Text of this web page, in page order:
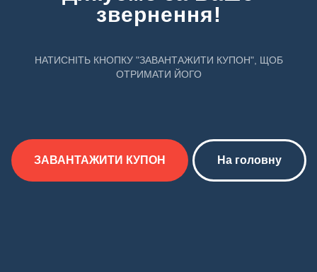
звернення!
НАТИСНІТЬ КНОПКУ "ЗАВАНТАЖИТИ КУПОН", ЩОБ
ОТРИМАТИ ЙОГО
ЗАВАНТАЖИТИ КУПОН На головну